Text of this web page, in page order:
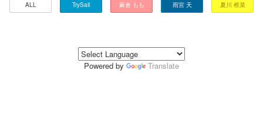
ALL TrySail 麻倉 もも 雨宮 天 夏川 椎菜
Powered by Translate